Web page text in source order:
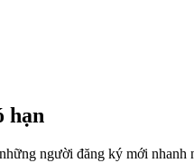
hạn
người đăng ký mới